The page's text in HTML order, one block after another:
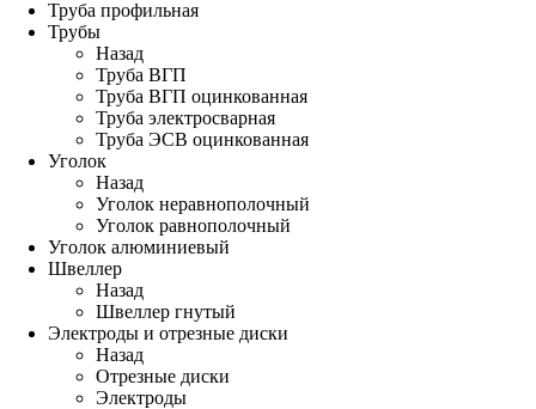
Труба профильная
Трубы
Назад
Труба ВГП
Труба ВГП оцинкованная
Труба электросварная
Труба ЭСВ оцинкованная
Уголок
Назад
Уголок неравнополочный
Уголок равнополочный
Уголок алюминиевый
Швеллер
Назад
Швеллер гнутый
Электроды и отрезные диски
Назад
Отрезные диски
Электроды